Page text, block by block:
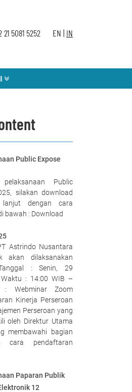
21 5081 5252 EN | IN
Public Expose
Public
silakan download
dengan cara
bawah : Download
Astrindo Nusantara
akan dilaksanakan
: Senin, 29
: 14:00 WIB –
: Webminar Zoom
Kinerja Perseroan
Perseroan yang
oleh Direktur Utama
membawahi bagian
cara pendaftaran
Paparan Publik
12